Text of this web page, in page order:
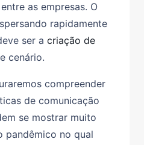
as empresas. O
rapidamente
ser a criação de
cenário.
compreender
de comunicação
se mostrar muito
pandêmico no qual